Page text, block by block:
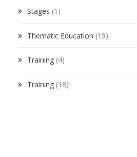
Stages (1)
Thematic Education (19)
Training (4)
Training (18)